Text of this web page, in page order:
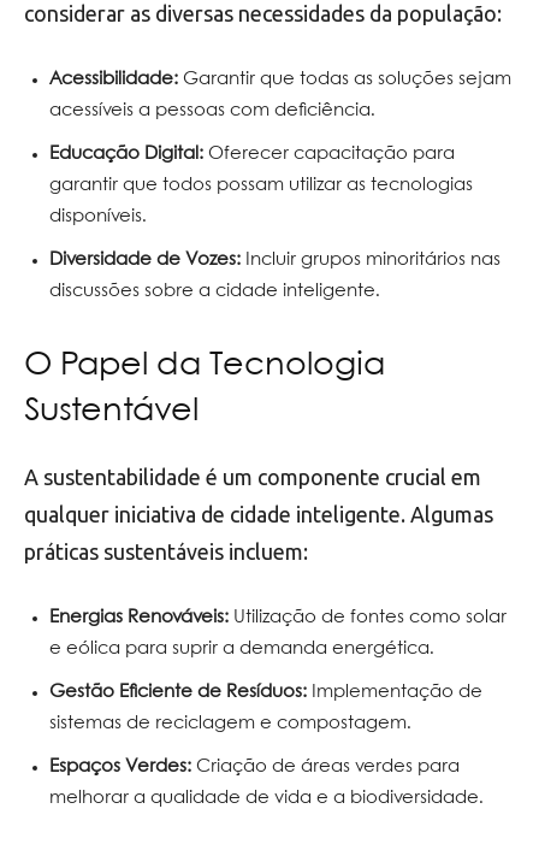
considerar as diversas necessidades da população:
Acessibilidade: Garantir que todas as soluções sejam
acessíveis a pessoas com deficiência.
Educação Digital: Oferecer capacitação para
garantir que todos possam utilizar as tecnologias
disponíveis.
Diversidade de Vozes: Incluir grupos minoritários nas
discussões sobre a cidade inteligente.
O Papel da Tecnologia
Sustentável
A sustentabilidade é um componente crucial em
qualquer iniciativa de cidade inteligente. Algumas
práticas sustentáveis incluem:
Energias Renováveis: Utilização de fontes como solar
e eólica para suprir a demanda energética.
Gestão Eficiente de Resíduos: Implementação de
sistemas de reciclagem e compostagem.
Espaços Verdes: Criação de áreas verdes para
melhorar a qualidade de vida e a biodiversidade.